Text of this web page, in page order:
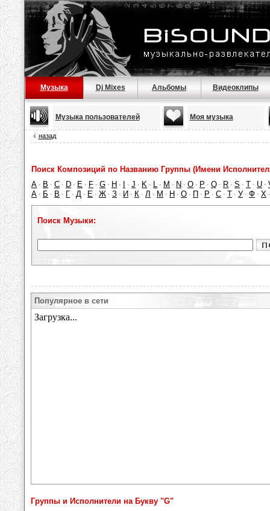
Музыка Dj Mixes Альбомы Видеоклипы
Музыка пользователей Моя музыка
назад
Поиск Композиций по Названию Группы (Имени
A · B · C · D · E · F · G · H · · J · K · L · M · N · O · P · Q · R · S · T · U ·
А · Б · В · Г · Д · Е · Ж · З · И · К · Л · М · Н · О · П · Р · С · Т · У · Ф · Х
Поиск Музыки:
Популярное в сети
Группы и Исполнители на Букву "G"